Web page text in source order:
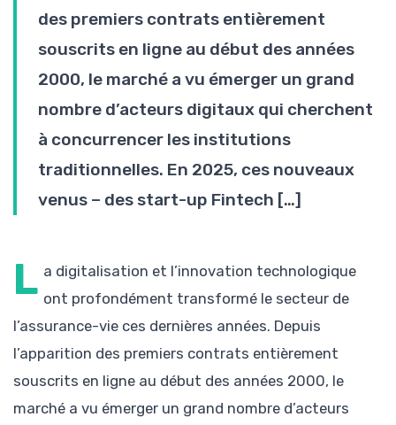
des premiers contrats entièrement
souscrits en ligne au début des années
2000, le marché a vu émerger un grand
nombre d’acteurs digitaux qui cherchent
à concurrencer les institutions
traditionnelles. En 2025, ces nouveaux
venus – des start-up Fintech […]
L a digitalisation et l’innovation technologique
ont profondément transformé le secteur de
l’assurance-vie ces dernières années. Depuis
l’apparition des premiers contrats entièrement
souscrits en ligne au début des années 2000, le
marché a vu émerger un grand nombre d’acteurs